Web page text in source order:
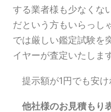
する業者様も少なくな
だという方もいらっし
では厳しい鑑定試験を
イヤーが査定いたしま
提示額が1円でも安け
他社様のお見積もり